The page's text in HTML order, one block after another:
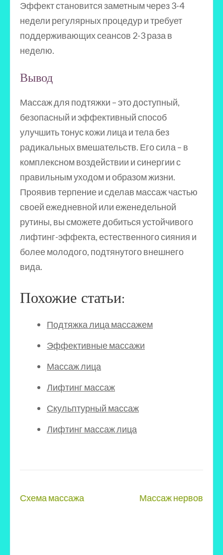
Эффект становится заметным через 3-4
недели регулярных процедур и требует
поддерживающих сеансов 2-3 раза в
неделю.
Вывод
Массаж для подтяжки – это доступный,
безопасный и эффективный способ
улучшить тонус кожи лица и тела без
радикальных вмешательств. Его сила – в
комплексном воздействии и синергии с
правильным уходом и образом жизни.
Проявив терпение и сделав массаж частью
своей ежедневной или еженедельной
рутины, вы сможете добиться устойчивого
лифтинг-эффекта, естественного сияния и
более молодого, подтянутого внешнего
вида.
Похожие статьи:
Подтяжка лица массажем
Эффективные массажи
Массаж лица
Лифтинг массаж
Скульптурный массаж
Лифтинг массаж лица
Навигация
Схема массажа Массаж нервов